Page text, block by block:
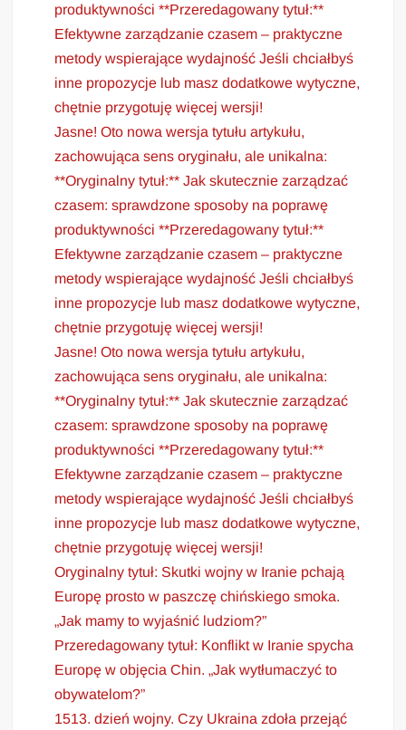
produktywności **Przeredagowany tytuł:**
Efektywne zarządzanie czasem – praktyczne
metody wspierające wydajność Jeśli chciałbyś
inne propozycje lub masz dodatkowe wytyczne,
chętnie przygotuję więcej wersji!
Jasne! Oto nowa wersja tytułu artykułu,
zachowująca sens oryginału, ale unikalna:
**Oryginalny tytuł:** Jak skutecznie zarządzać
czasem: sprawdzone sposoby na poprawę
produktywności **Przeredagowany tytuł:**
Efektywne zarządzanie czasem – praktyczne
metody wspierające wydajność Jeśli chciałbyś
inne propozycje lub masz dodatkowe wytyczne,
chętnie przygotuję więcej wersji!
Jasne! Oto nowa wersja tytułu artykułu,
zachowująca sens oryginału, ale unikalna:
**Oryginalny tytuł:** Jak skutecznie zarządzać
czasem: sprawdzone sposoby na poprawę
produktywności **Przeredagowany tytuł:**
Efektywne zarządzanie czasem – praktyczne
metody wspierające wydajność Jeśli chciałbyś
inne propozycje lub masz dodatkowe wytyczne,
chętnie przygotuję więcej wersji!
Oryginalny tytuł: Skutki wojny w Iranie pchają
Europę prosto w paszczę chińskiego smoka.
„Jak mamy to wyjaśnić ludziom?”
Przeredagowany tytuł: Konflikt w Iranie spycha
Europę w objęcia Chin. „Jak wytłumaczyć to
obywatelom?”
1513. dzień wojny. Czy Ukraina zdoła przejąć